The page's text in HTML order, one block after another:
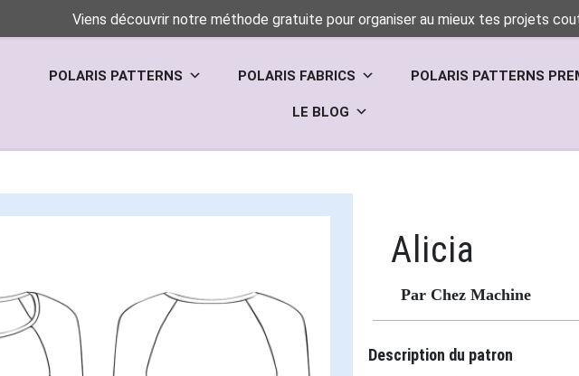
Viens découvrir notre méthode gratuite pour organiser au mieux tes projets
POLARIS PATTERNS POLARIS FABRICS POLARIS PATTERNS
LE BLOG
Alicia
Par Chez Machine
Description du patron